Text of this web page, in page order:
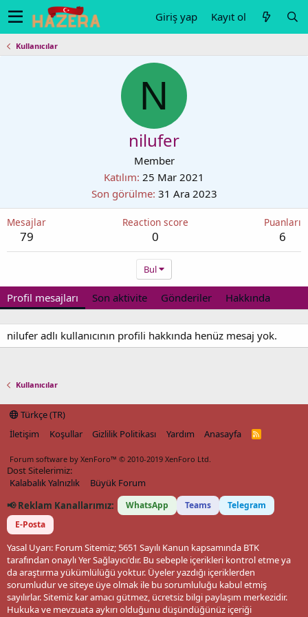
Giriş yap Kayıt ol
Kullanıcılar
N
nilufer
Member
Katılım 25 Mar 2021
Son görülme 31 Ara 2023
Mesajlar
79
Reaction score
0
Puanları
6
Bul
Profil mesajları Son aktivite Gönderiler Hakkında
nilufer adlı kullanıcının profili hakkında henüz mesaj yok.
Kullanıcılar
Türkçe (TR)
İletişim
Koşullar Gizlilik Politikası Yardım Anasayfa
R
Forum software by XenForo™ © 2010-2019 XenForo Ltd.
Dost Sitelerimiz:
Kalabalık Yalnızlık
Büyük Forum
📢 Reklam Kanallarımız:
WhatsApp Teams
Telegram
E-Posta
Yasal Uyarı: Forum Sitemiz; 5651 Sayılı Kanun kapsamında BTK
tarafından onaylı Yer Sağlayıcı'dır. Bu sebeple içerikleri kontrol etme ya
da araştırma yükümlülüğü yoktur. Üyeler yazdığı içeriklerden
sorumludur ve siteye üye olmak ile bu sorumluluğu kabul etmiş
sayılırlar. Sitemiz kar amacı gütmez, ücretsiz bilgi paylaşım merkezidir.
Hukuka ve mevzuata aykırı olduğunu düşündüğünüz içeriği